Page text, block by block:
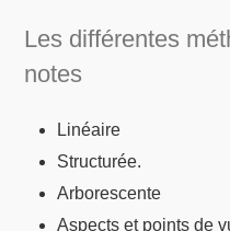
Les différentes
notes
Linéaire
Structurée.
Arborescente
Aspects et points de